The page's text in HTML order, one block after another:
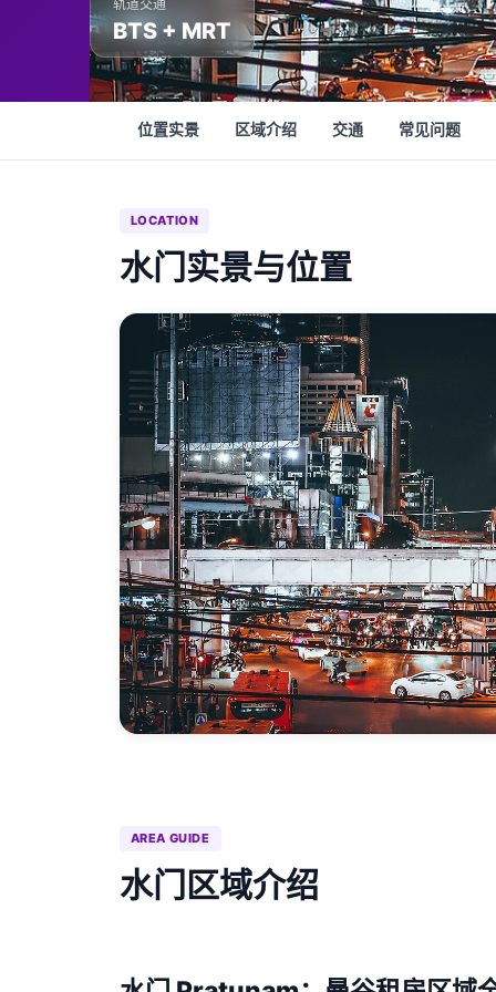
轨道交通
BTS + MRT
位置实景 区域介绍 交通 常见问题
LOCATION
水门实景与位置
AREA GUIDE
水门区域介绍